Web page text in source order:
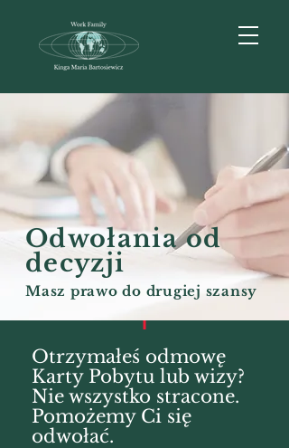
Odwołania od
decyzji
Masz prawo do drugiej szansy
Otrzymałeś odmowę
Karty Pobytu lub wizy?
Nie wszystko stracone.
Pomożemy Ci się
odwołać.